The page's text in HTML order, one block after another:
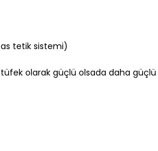
tetik sistemi)
olarak güçlü olsada daha